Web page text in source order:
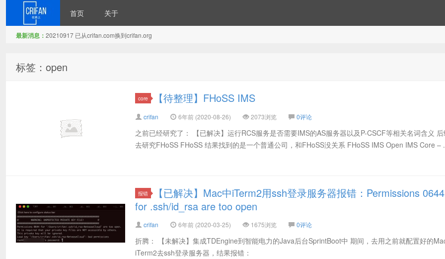
首页 关于
最新消息： 20210917 已从crifan.com换到crifan.org
标签：open
core 【待整理】FHoSS IMS
crifan 6年前 (2020-08-26) 2073浏览 0评论
之前已经研究了： 【已解决】运行RCS服务是否需要IMS的AS服务器以及P-CSCF等相关名词含义
去研究FHoSS FHoSS 结果找到的是一个普通公司，和FHoSS没关系 FHoSS IMS Open IMS Core –
报错
【已解决】Mac中iTerm2用ssh登录服务器报错：Permissions 0644
for .ssh/id_rsa are too open
crifan 6年前 (2020-03-25) 1675浏览 0评论
折腾： 【未解决】集成TDEngine到智能电力的Java后台SprintBoot中 期间，去用之前就配置好的
iTerm2去ssh登录服务器，结果报错：